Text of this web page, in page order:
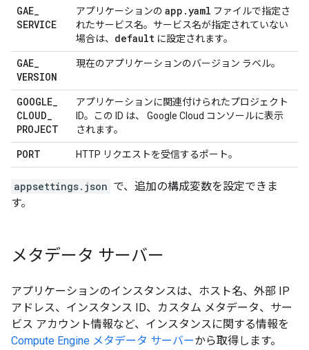
GAE_
SERVICE
アプリケーションの app .yaml ファイルで指定さ
れたサービス名。サービス名が指定されていない
場合は、 default に設定されます。
GAE_
VERSION
現在のアプリケーションのバージョン ラベル。
GOOGLE_
CLOUD_
PROJECT
アプリケーションに関連付けられたプロジェクト
ID。この ID は、 Google Cloud コンソールに表示
されます。
PORT HTTP リクエストを受信するポート。
appsettings.json で、追加の構成変数を設定できま
す。
メタデータ サーバー
アプリケーションのインスタンスは、ホスト名、外部 IP
アドレス、インスタンス ID、カスタム メタデータ、サー
ビス アカウント情報など、インスタンスに関する情報を
Compute Engine メタデータ サーバーから取得します。